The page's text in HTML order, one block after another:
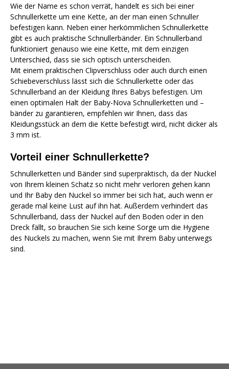
Wie der Name es schon verrät, handelt es sich bei einer
Schnullerkette um eine Kette, an der man einen Schnuller
befestigen kann. Neben einer herkömmlichen Schnullerkette
gibt es auch praktische Schnullerbänder. Ein Schnullerband
funktioniert genauso wie eine Kette, mit dem einzigen
Unterschied, dass sie sich optisch unterscheiden.
Mit einem praktischen Clipverschluss oder auch durch einen
Schiebeverschluss lässt sich die Schnullerkette oder das
Schnullerband an der Kleidung Ihres Babys befestigen. Um
einen optimalen Halt der Baby-Nova Schnullerketten und –
bänder zu garantieren, empfehlen wir Ihnen, dass das
Kleidungsstück an dem die Kette befestigt wird, nicht dicker als
3 mm ist.
Vorteil einer Schnullerkette?
Schnullerketten und Bänder sind superpraktisch, da der Nuckel
von Ihrem kleinen Schatz so nicht mehr verloren gehen kann
und Ihr Baby den Nuckel so immer bei sich hat, auch wenn er
gerade mal keine Lust auf ihn hat. Außerdem verhindert das
Schnullerband, dass der Nuckel auf den Boden oder in den
Dreck fällt, so brauchen Sie sich keine Sorge um die Hygiene
des Nuckels zu machen, wenn Sie mit Ihrem Baby unterwegs
sind.